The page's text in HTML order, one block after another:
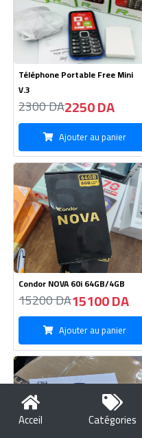
Acceil Catégories
Téléphone Portable Free Mini
V.3
2300 DA2250 DA
Ajouter au panier
Condor NOVA 60i 64GB/4GB
15200 DA15100 DA
Ajouter au panier